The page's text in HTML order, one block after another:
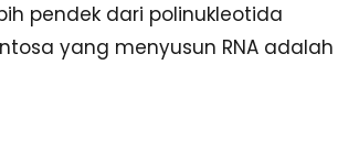
pendek dari polinukleotida
yang menyusun RNA adalah